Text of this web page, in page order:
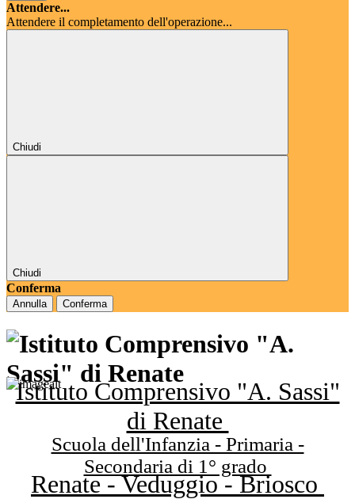
Attendere...
Attendere il completamento dell'operazione...
Chiudi
Chiudi
Conferma
Annulla Conferma
Istituto Comprensivo "A. Sassi"
di Renate
Scuola dell'Infanzia - Primaria -
Secondaria di 1° grado
Renate - Veduggio - Briosco